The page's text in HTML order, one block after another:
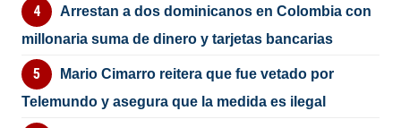
Arrestan a dos dominicanos en Colombia con
millonaria suma de dinero y tarjetas bancarias
Mario Cimarro reitera que fue vetado por
Telemundo y asegura que la medida es ilegal